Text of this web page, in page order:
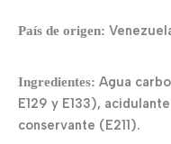
País de origen:
Ingredientes: Agua
E129 y E133),
conservante (E211).